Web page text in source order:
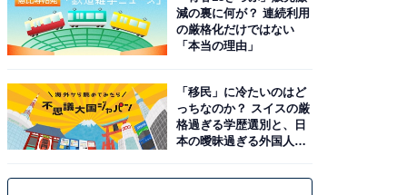
減の裏に何が？ 連続利用
の厳格化だけではない
「本当の理由」
「移民」に冷たいのはど
っちなのか？ スイスの厳
格過ぎる学歴選別と、日
本の曖昧過ぎる外国人政